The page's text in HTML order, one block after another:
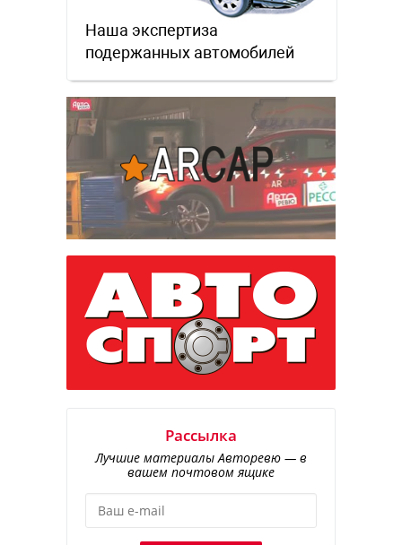
Наша экспертиза
подержанных автомобилей
Рассылка
Лучшие материалы Авторевю — в
вашем почтовом ящике